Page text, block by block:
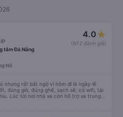
4.0
(672 đánh giá)
tâm Đà Nẵng
Nô
nhưng rất bất ngờ vì hôm đi là ngày lễ
đúng giờ, đúng ghế, sạch sẽ, có wifi, tài
Lúc tới nơi nhà xe còn hỗ trợ xe trung
hy vọng nhà xe duy trì được chất lượng